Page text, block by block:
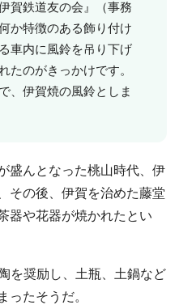
賀鉄道友の会』（事務
か特徴のある飾り付け
車内に風鈴を吊り下げ
たのがきっかけです。
、伊賀焼の風鈴としま
盛んとなった桃山時代、伊
その後、伊賀を治めた藤堂
器や花器が焼かれたとい
を奨励し、土瓶、土鍋など
ったそうだ。